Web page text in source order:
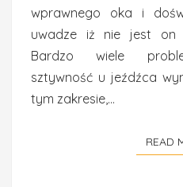
wprawnego oka i
uwadze iż nie jest on
Bardzo wiele
sztywność u jeźdźca
tym zakresie,…
READ